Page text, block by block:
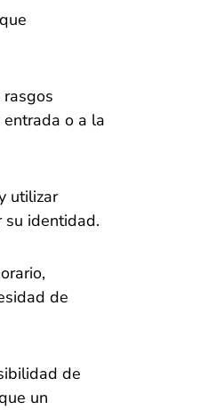
o a la
utilizar
su identidad.
de
de
un